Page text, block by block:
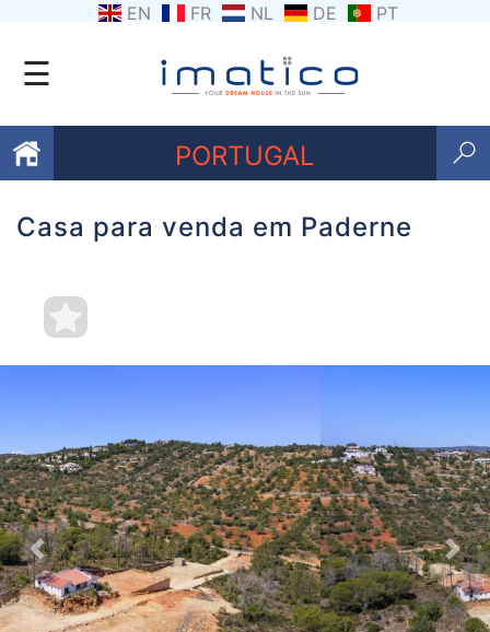
EN FR NL DE PT
☰
PORTUGAL
Favoritos
nós
Contacte-
Termos
e
Condições
Testemunhos
Assessoria
Casa para venda em Paderne
Previous Next